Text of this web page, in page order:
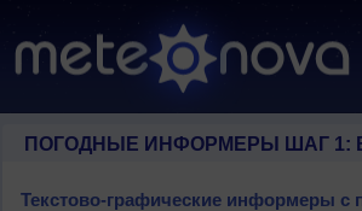
ПОГОДНЫЕ ИНФОРМЕРЫ ШАГ 1:
Текстово-графические информеры с